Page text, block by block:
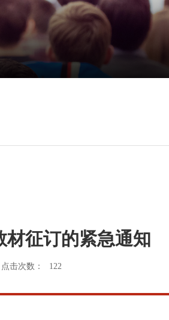
材征订的紧急通知
点击次数： 122